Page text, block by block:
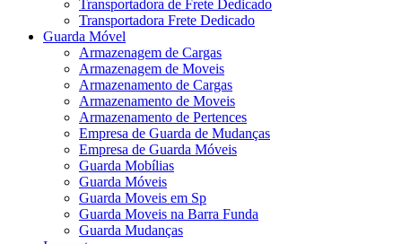
Transportadora de Frete Dedicado
Transportadora Frete Dedicado
Guarda Móvel
Armazenagem de Cargas
Armazenagem de Moveis
Armazenamento de Cargas
Armazenamento de Moveis
Armazenamento de Pertences
Empresa de Guarda de Mudanças
Empresa de Guarda Móveis
Guarda Mobílias
Guarda Móveis
Guarda Moveis em Sp
Guarda Moveis na Barra Funda
Guarda Mudanças